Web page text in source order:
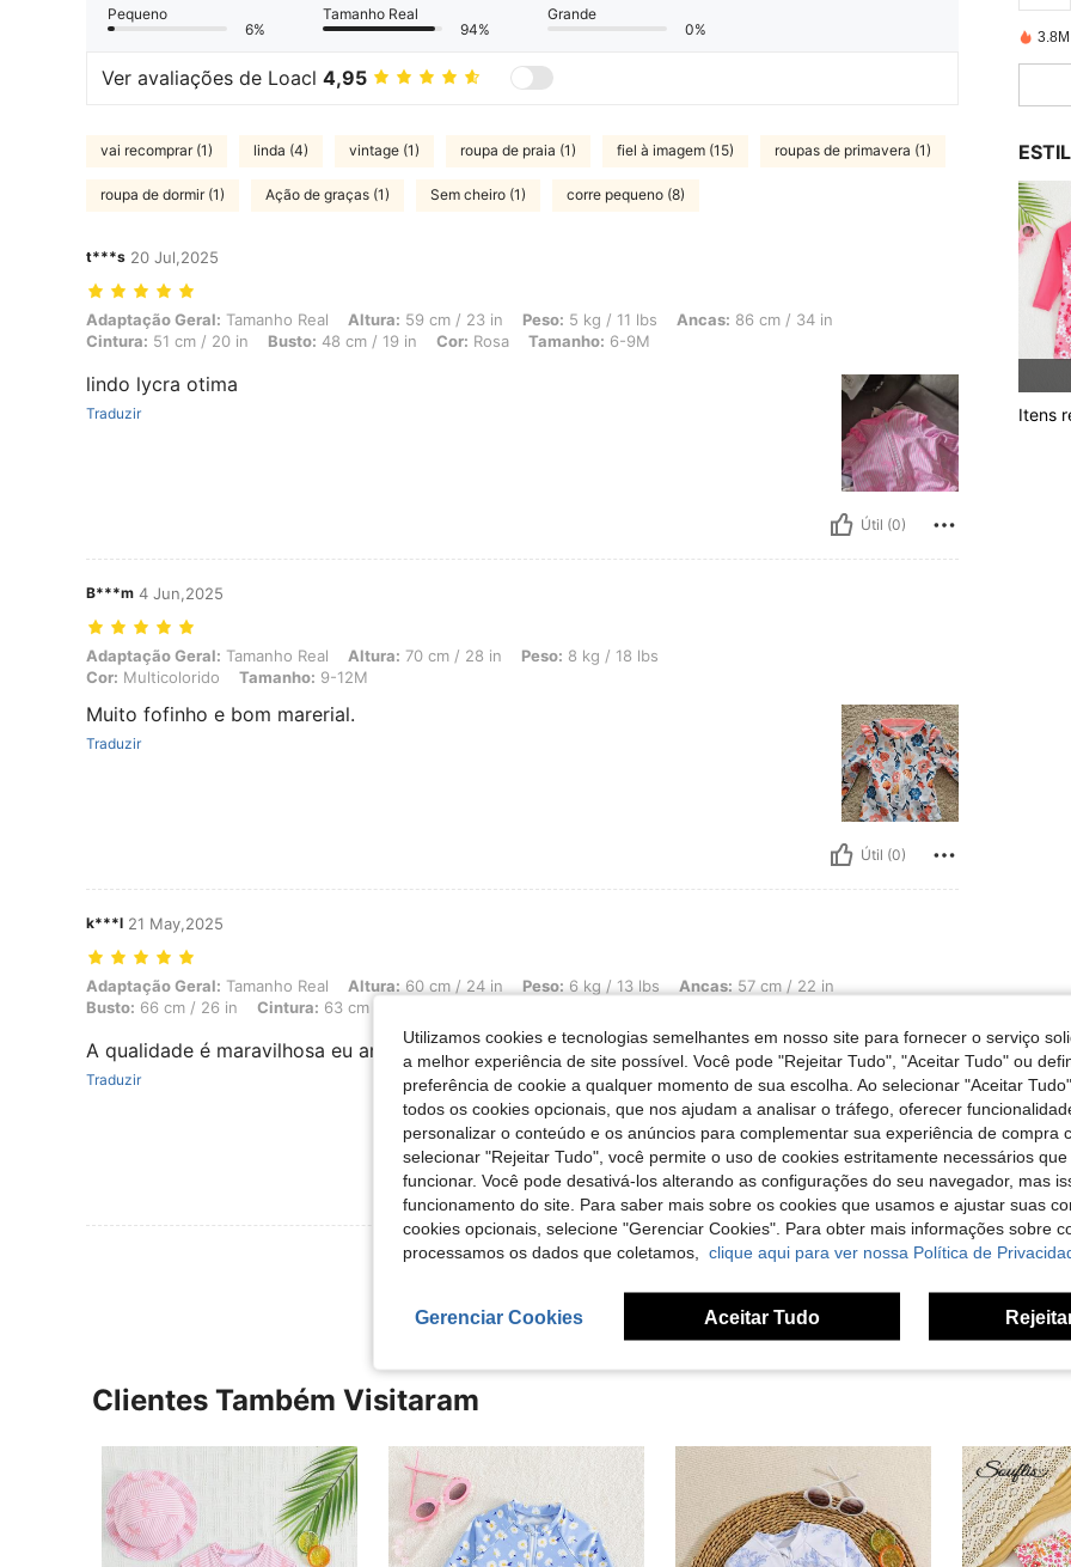
Pequeno
6%
Tamanho Real
94%
Grande
0%
Ver avaliações de Loacl 4,95
vai recomprar (1) linda (4) vintage (1) roupa de praia (1) fiel à imagem (15) roupas de primavera (1)
roupa de dormir (1) Ação de graças (1) Sem cheiro (1) corre pequeno (8)
t***s 20 Jul,2025
Adaptação Geral: Tamanho Real, Altura: 59 cm / 23 in, Peso: 5 kg / 11 lbs, Ancas: 86 cm / 34 in, Cintura: 51 cm / 20 in, Busto: 48 cm / 19 in, Cor: Rosa,
Adaptação Geral: Tamanho Real Altura: 59 cm / 23 in Peso: 5 kg / 11 lbs Ancas: 86 cm / 34 in
Cintura: 51 cm / 20 in Busto: 48 cm / 19 in Cor: Rosa Tamanho: 6-9M
lindo lycra otima
Traduzir
Útil (0)
B***m 4 Jun,2025
Adaptação Geral: Tamanho Real, Altura: 70 cm / 28 in, Peso: 8 kg / 18 lbs, Cor: Multicolorido, Tamanho: 9-12M
Adaptação Geral: Tamanho Real Altura: 70 cm / 28 in Peso: 8 kg / 18 lbs
Cor: Multicolorido Tamanho: 9-12M
Muito fofinho e bom marerial.
Traduzir
Útil (0)
k***l 21 May,2025
Adaptação Geral: Tamanho Real, Altura: 60 cm / 24 in, Peso: 6 kg / 13 lbs, Ancas: 57 cm / 22 in, Busto: 66 cm / 26 in, Cintura: 63 cm / 25 in, Cor:
Adaptação Geral: Tamanho Real Altura: 60 cm / 24 in Peso: 6 kg / 13 lbs Ancas: 57 cm / 22 in
Busto: 66 cm / 26 in Cintura: 63 cm / 25 in
A qualidade é maravilhosa eu amei
Traduzir
Útil (0)
Ver Mais Avaliações
Itens
Clientes Também Visitaram
Utilizamos cookies e tecnologias semelhantes em nosso site para fornecer o serviço
a melhor experiência de site possível. Você pode "Rejeitar Tudo", "Aceitar Tudo" ou
preferência de cookie a qualquer momento de sua escolha. Ao selecionar "Aceitar
todos os cookies opcionais, que nos ajudam a analisar o tráfego, oferecer
personalizar o conteúdo e os anúncios para complementar sua experiência de compra
selecionar "Rejeitar Tudo", você permite o uso de cookies estritamente necessários
funcionar. Você pode desativá-los alterando as configurações do seu navegador, mas
funcionamento do site. Para saber mais sobre os cookies que usamos e ajustar suas
cookies opcionais, selecione "Gerenciar Cookies". Para obter mais informações sobre
processamos os dados que coletamos, clique aqui para ver nossa Política de
Gerenciar Cookies Aceitar Tudo